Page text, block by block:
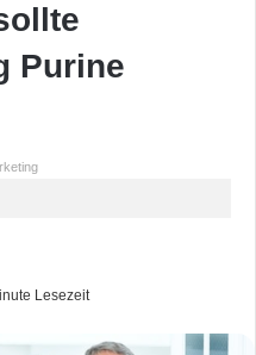
Purine
Lesezeit